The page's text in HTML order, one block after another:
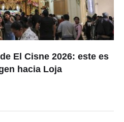
El Cisne 2026: este es
hacia Loja